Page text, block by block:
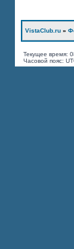
VistaClub.ru »
Текущее время:
Часовой пояс: